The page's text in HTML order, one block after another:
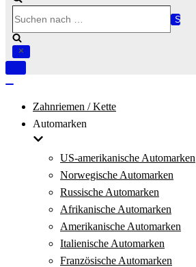
nach …
Navigation
Zahnriemen / Kette
Automarken
US-amerikanische Automarken
Norwegische Automarken
Russische Automarken
Afrikanische Automarken
Amerikanische Automarken
Italienische Automarken
Französische Automarken